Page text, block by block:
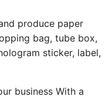
produce paper
bag, tube box,
sticker, label,
business With a